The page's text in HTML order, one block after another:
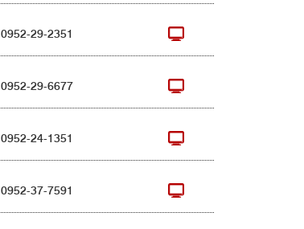
0952-29-2351
0952-29-6677
0952-24-1351
0952-37-7591